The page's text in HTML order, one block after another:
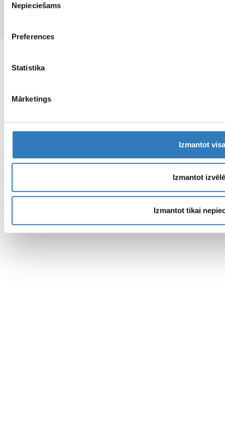
izvēle
Nepieciešams
Preferences
Statistika
Mārketings
Izmantot
Izmantot
Izmantot tikai